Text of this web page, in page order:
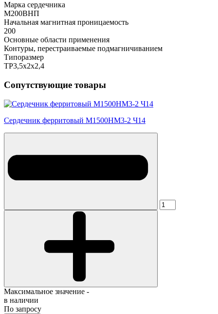
Марка сердечника
М200ВНП
Начальная магнитная проницаемость
200
Основные области применения
Контуры, перестраиваемые подмагничиванием
Типоразмер
ТР3,5х2х2,4
Сопутствующие товары
Сердечник ферритовый М1500НМ3-2 Ч14
Максимальное значение -
в наличии
По запросу